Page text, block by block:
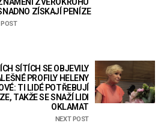
ZÍSKAJÍ PENÍZE
POST
SÍTÍCH SE OBJEVILY
PROFILY HELENY
TI LIDÉ POTŘEBUJÍ
TAKŽE SE SNAŽÍ LIDI
OKLAMAT
NEXT POST